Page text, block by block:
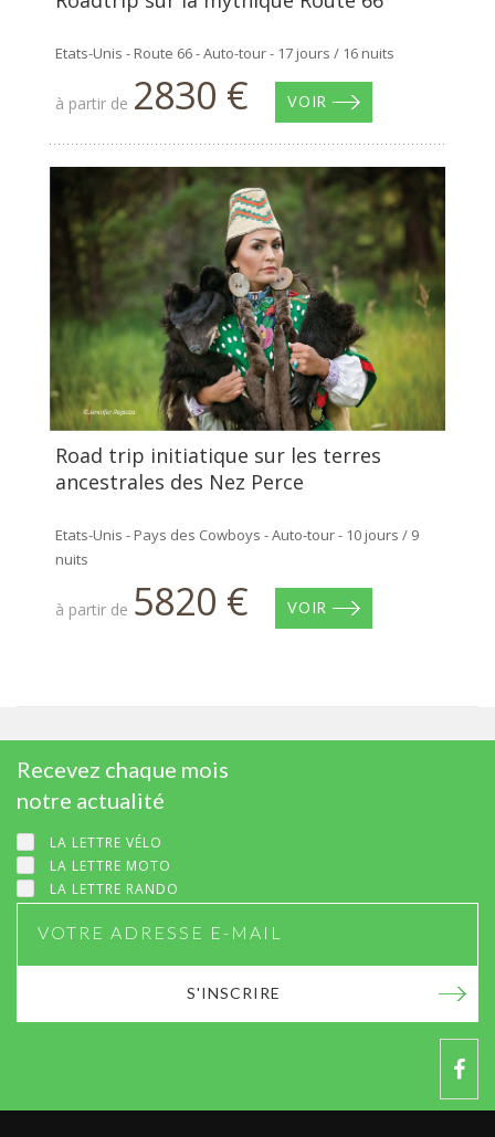
Etats-Unis - Route 66 - Auto-tour - 17 jours / 16 nuits
à partir de 2830 € VOIR
Road trip initiatique sur les terres
ancestrales des Nez Perce
Etats-Unis - Pays des Cowboys - Auto-tour - 10 jours / 9
nuits
à partir de 5820 € VOIR
Recevez chaque mois
notre actualité
LA LETTRE VÉLO
LA LETTRE MOTO
LA LETTRE RANDO
S'INSCRIRE